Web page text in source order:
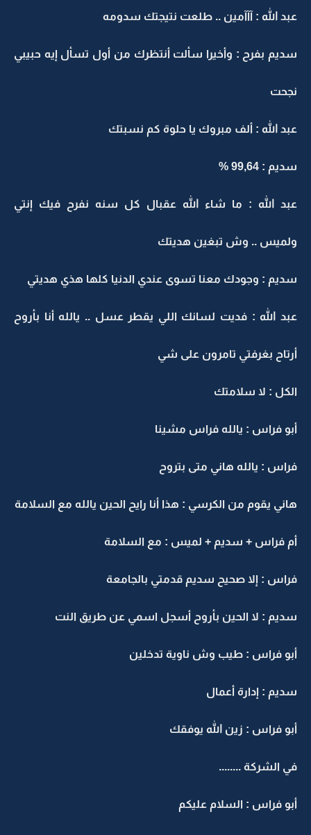
عبد الله : آآآمين .. طلعت نتيجتك سدومه
سديم بفرح : وأخيرا سألت أنتظرك من أول تسأل إيه حبيبي
نجحت
عبد الله : ألف مبروك يا حلوة كم نسبتك
سديم : 99,64 %
عبد الله : ما شاء الله عقبال كل سنه نفرح فيك إنتي
ولميس .. وش تبغين هديتك
سديم : وجودك معنا تسوى عندي الدنيا كلها هذي هديتي
عبد الله : فديت لسانك اللي يقطر عسل .. يالله أنا بأروح
أرتاح بغرفتي تامرون على شي
الكل : لا سلامتك
أبو فراس : يالله فراس مشينا
فراس : يالله هاني متى بتروح
هاني يقوم من الكرسي : هذا أنا رايح الحين يالله مع السلامة
أم فراس + سديم + لميس : مع السلامة
فراس : إلا صحيح سديم قدمتي بالجامعة
سديم : لا الحين بأروح أسجل اسمي عن طريق النت
أبو فراس : طيب وش ناوية تدخلين
سديم : إدارة أعمال
أبو فراس : زين الله يوفقك
في الشركة ........
أبو فراس : السلام عليكم